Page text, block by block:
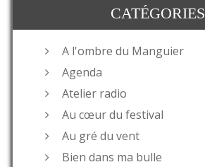
CATÉGORIES
A l'ombre du Manguier
Agenda
Atelier radio
Au cœur du festival
Au gré du vent
Bien dans ma bulle